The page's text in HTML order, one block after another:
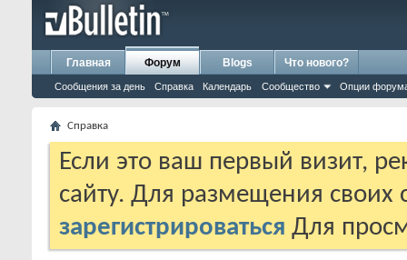
Главная Форум
Сообщения за день Справка Календарь Сообщество Опции
Blogs Что нового?
Справка
Если это ваш первый визит,
сайту. Для размещения
зарегистрироваться Для